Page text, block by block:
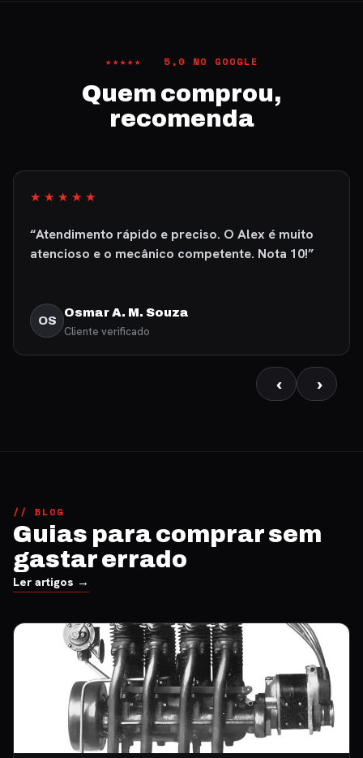
★★★★★ 5,0 NO GOOGLE
Quem comprou,
recomenda
★★★★★
“Atendimento rápido e preciso. O Alex é muito
atencioso e o mecânico competente. Nota 10!”
OS
Osmar A. M. Souza
Cliente verificado
‹ ›
// BLOG
Guias para comprar sem
gastar errado
Ler artigos →